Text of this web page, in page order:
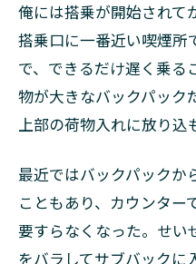
俺には搭乗が開始されて
搭乗口に一番近い喫煙所
で、できるだけ遅く乗る
物が大きなバックパック
上部の荷物入れに放り込
最近ではバックパックか
こともあり、カウンター
要すらなくなった。せい
をバラしてサブバックに